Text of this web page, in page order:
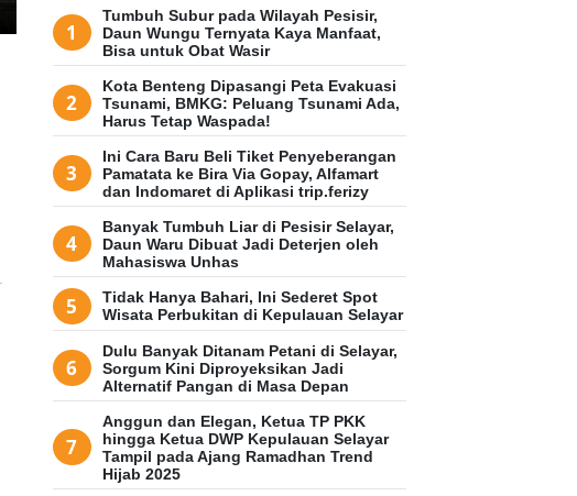
Tumbuh Subur pada Wilayah Pesisir,
Daun Wungu Ternyata Kaya Manfaat,
Bisa untuk Obat Wasir
Kota Benteng Dipasangi Peta Evakuasi
Tsunami, BMKG: Peluang Tsunami Ada,
Harus Tetap Waspada!
Ini Cara Baru Beli Tiket Penyeberangan
Pamatata ke Bira Via Gopay, Alfamart
dan Indomaret di Aplikasi trip.ferizy
Banyak Tumbuh Liar di Pesisir Selayar,
Daun Waru Dibuat Jadi Deterjen oleh
Mahasiswa Unhas
Tidak Hanya Bahari, Ini Sederet Spot
Wisata Perbukitan di Kepulauan Selayar
Dulu Banyak Ditanam Petani di Selayar,
Sorgum Kini Diproyeksikan Jadi
Alternatif Pangan di Masa Depan
Anggun dan Elegan, Ketua TP PKK
hingga Ketua DWP Kepulauan Selayar
Tampil pada Ajang Ramadhan Trend
Hijab 2025